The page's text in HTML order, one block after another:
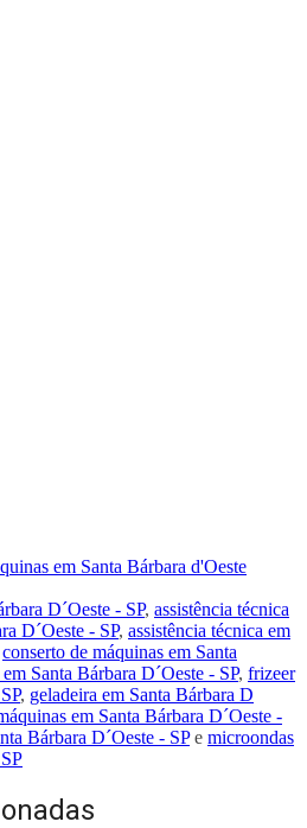
em Santa Bárbara d'Oeste
D´Oeste - SP, assistência técnica
D´Oeste - SP, assistência técnica em
conserto de máquinas em Santa
Santa Bárbara D´Oeste - SP, frizeer
, geladeira em Santa Bárbara D
em Santa Bárbara D´Oeste -
Bárbara D´Oeste - SPe microondas